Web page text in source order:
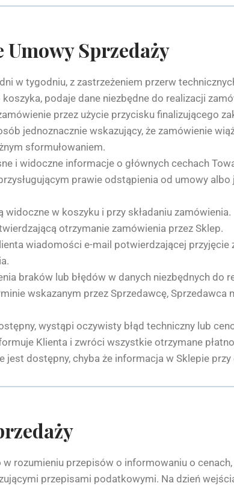
Sprzedaży
w tygodniu, z zastrzeżeniem przerw
podaje dane niezbędne do realizacji
przez użycie przycisku finalizującego
jednoznacznie wskazujący, że zamówienie
sformułowaniem.
i widoczne informacje o głównych cechach
prawie odstąpienia od umowy
w koszyku i przy składaniu zamówienia.
otrzymanie zamówienia przez Sklep.
wiadomości e-mail potwierdzającej
braków lub błędów w danych niezbędnych do
wskazanym przez Sprzedawcę,
wystąpi oczywisty błąd techniczny lub
Klienta i zwróci wszystkie otrzymane
dostępny, chyba że informacja w Sklepie
rozumieniu przepisów o informowaniu o
przepisami podatkowymi. Na dzień